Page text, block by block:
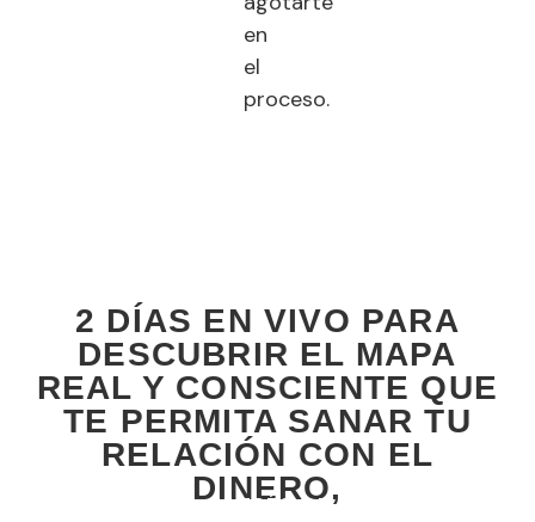
en
el
proceso.
2 DÍAS EN VIVO PARA
DESCUBRIR EL MAPA
REAL Y CONSCIENTE QUE
TE PERMITA SANAR TU
RELACIÓN CON EL
DINERO,
LIBERARTE DEL ESTRÉS DE CONSEGUIRLO